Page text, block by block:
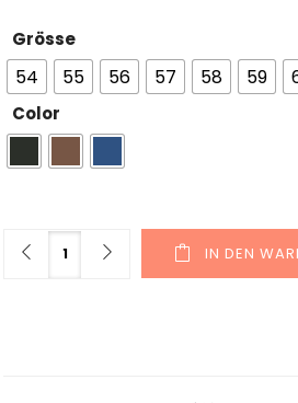
Grösse
54 55 56 57 58 59
Color
Menge
IN DEN